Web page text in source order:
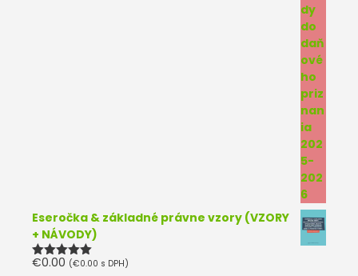
Eseročka & základné právne vzory (VZORY
+ NÁVODY)
Hodnotenie
€0.00 (€0.00 s DPH)